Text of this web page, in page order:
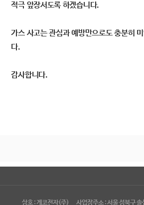
적극 앞장서도록 하겠습니다.
가스 사고는 관심과 예방만으로도 충분히
다.
감사합니다.
상호 : 게코전자(주) 사업장주소 : 서울 성북구